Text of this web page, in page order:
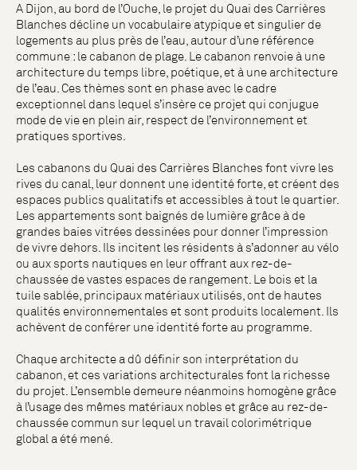
A Dijon, au bord de l’Ouche, le projet du Quai des Carrières
Blanches décline un vocabulaire atypique et singulier de
logements au plus près de l’eau, autour d’une référence
commune : le cabanon de plage. Le cabanon renvoie à une
architecture du temps libre, poétique, et à une architecture
de l’eau. Ces thèmes sont en phase avec le cadre
exceptionnel dans lequel s’insère ce projet qui conjugue
mode de vie en plein air, respect de l’environnement et
pratiques sportives.
Les cabanons du Quai des Carrières Blanches font vivre les
rives du canal, leur donnent une identité forte, et créent des
espaces publics qualitatifs et accessibles à tout le quartier.
Les appartements sont baignés de lumière grâce à de
grandes baies vitrées dessinées pour donner l’impression
de vivre dehors. Ils incitent les résidents à s’adonner au vélo
ou aux sports nautiques en leur offrant aux rez-de-
chaussée de vastes espaces de rangement. Le bois et la
tuile sablée, principaux matériaux utilisés, ont de hautes
qualités environnementales et sont produits localement. Ils
achèvent de conférer une identité forte au programme.
Chaque architecte a dû définir son interprétation du
cabanon, et ces variations architecturales font la richesse
du projet. L’ensemble demeure néanmoins homogène grâce
à l’usage des mêmes matériaux nobles et grâce au rez-de-
chaussée commun sur lequel un travail colorimétrique
global a été mené.